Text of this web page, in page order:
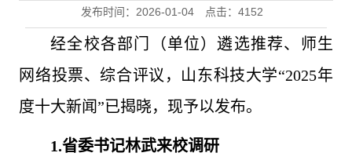
发布时间：2026-01-04 点击： 4152
经全校各部门（单位）遴选推荐、师生
网络投票、综合评议，山东科技大学“2025年
度十大新闻”已揭晓，现予以发布。
1.省委书记林武来校调研